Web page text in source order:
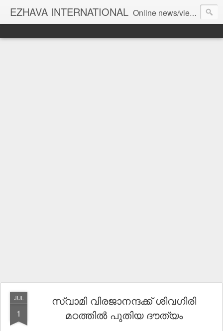
EZHAVA INTERNATIONAL Online news/views JOURNAL... Connecting the community worldwide Editorial Director: Prem Chandran
JUL
1
സ്വാമി വിരജാനന്ദക്ക് ശിവഗിരി
മഠത്തിൽ പുതിയ ദൗത്യം